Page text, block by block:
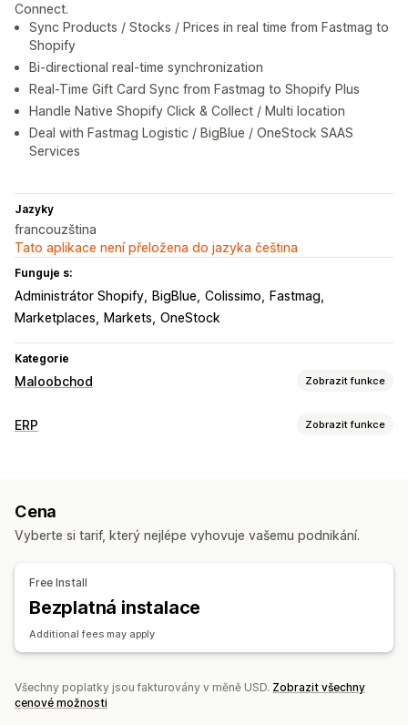
Connect.
Sync Products / Stocks / Prices in real time from Fastmag to
Shopify
Bi-directional real-time synchronization
Real-Time Gift Card Sync from Fastmag to Shopify Plus
Handle Native Shopify Click & Collect / Multi location
Deal with Fastmag Logistic / BigBlue / OneStock SAAS
Services
Jazyky
francouzština
Tato aplikace není přeložena do jazyka čeština
Funguje s:
Administrátor Shopify BigBlue Colissimo
Fastmag
Marketplaces
Markets OneStock
Kategorie
Maloobchod Zobrazit funkce
POS
Úrovně skladových zásob
Ruční aktualizace
Automatické aktualizace Inventura
ERP Zobrazit funkce
Úpravy objednávek
Synchronizace objednávek
Synchronizace v reálném čase
Cena
Vyberte si tarif, který nejlépe vyhovuje vašemu podnikání.
Free Install
Bezplatná instalace
Additional fees may apply
Všechny poplatky jsou fakturovány v měně USD. Zobrazit všechny
cenové možnosti